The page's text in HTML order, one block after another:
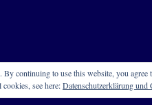
continuing to use this website, you agree
see here:Datenschutzerklärung